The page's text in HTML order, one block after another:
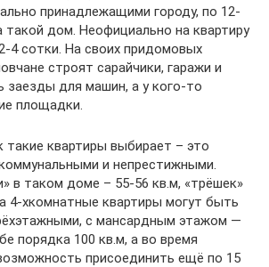
принадлежащими городу, по 12-
такой дом. Неофициально на квартиру
4 сотки. На своих придомовых
строят сарайчики, гаражи и
заезды для машин, а у кого-то
площадки.
квартиры выбирает – это
и непрестижными.
в таком доме – 55-56 кв.м, «трёшек»
4-хкомнатные квартиры могут быть
с мансардным этажом —
порядка 100 кв.м, а во время
присоединить ещё по 15